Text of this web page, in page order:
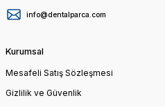
info@dentalparca.com
Kurumsal
Mesafeli Satış Sözleşmesi
Gizlilik ve Güvenlik